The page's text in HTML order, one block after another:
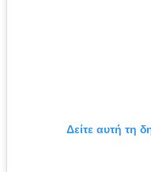
Δείτε αυτή τη